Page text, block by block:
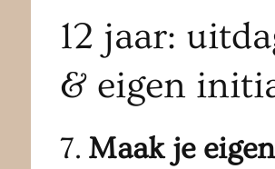
12 jaar:
& eigen
7. Maak je eigen